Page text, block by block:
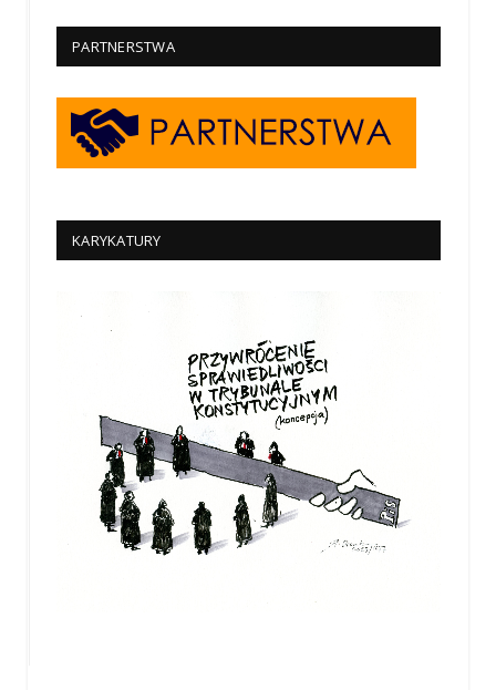
PARTNERSTWA
KARYKATURY